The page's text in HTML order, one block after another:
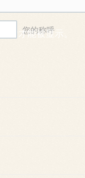
后才能被显示。
您的称呼